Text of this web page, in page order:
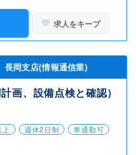
求人をキープ
岡支店(情報通信業)
画、設備点検と確認）
週休2日制
車通勤可